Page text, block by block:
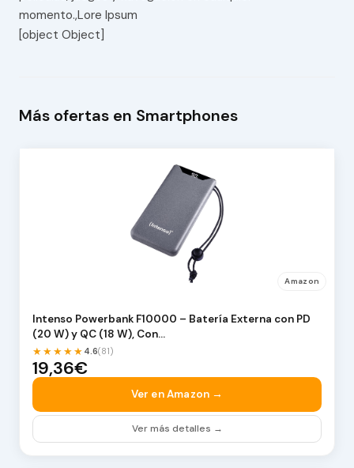
momento.,Lore Ipsum
[object Object]
Más ofertas en Smartphones
Amazon
Intenso Powerbank F10000 – Batería Externa con PD
(20 W) y QC (18 W), Con…
★★★★★ 4.6(81)
19,36€
Ver en Amazon →
Ver más detalles →